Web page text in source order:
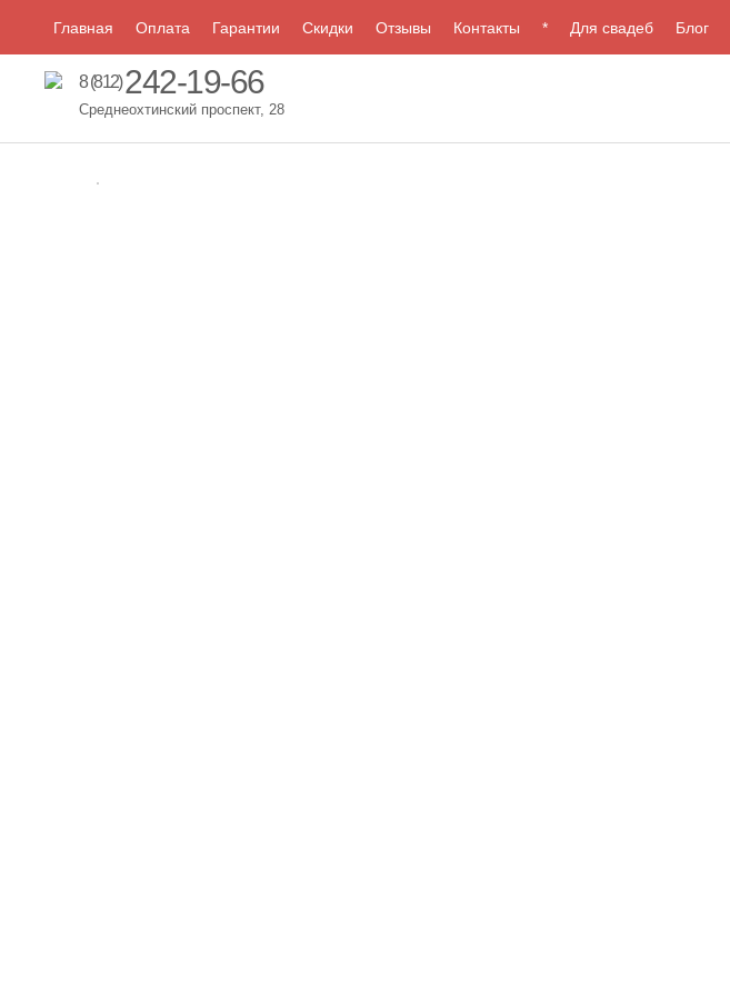
Главная Оплата Гарантии Скидки Отзывы Контакты * Для свадеб Блог
8 (812)242-19-66
Среднеохтинский проспект, 28